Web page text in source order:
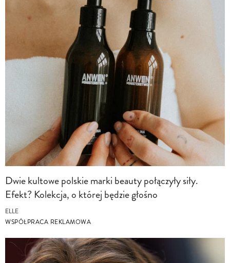
Dwie kultowe polskie marki beauty połączyły siły.
Efekt? Kolekcja, o której będzie głośno
ELLE
WSPÓŁPRACA REKLAMOWA